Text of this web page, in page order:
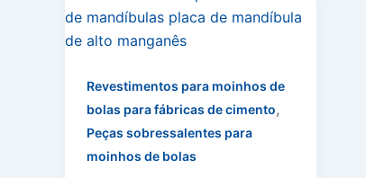
Revestimentos para moinhos de
bolas para fábricas de cimento,
Peças sobressalentes para
moinhos de bolas